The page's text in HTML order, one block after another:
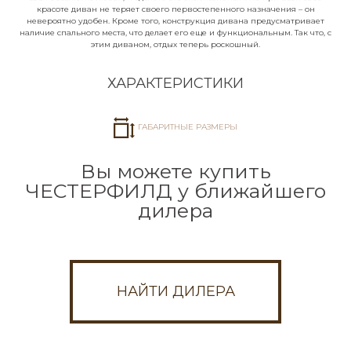
красоте диван не теряет своего первостепенного назначения – он
невероятно удобен. Кроме того, конструкция дивана предусматривает
наличие спального места, что делает его еще и функциональным. Так что, с
этим диваном, отдых теперь роскошный.
ХАРАКТЕРИСТИКИ
ГАБАРИТНЫЕ РАЗМЕРЫ
Вы можете купить
ЧЕСТЕРФИЛД у ближайшего
дилера
НАЙТИ ДИЛЕРА
Ваше имя*
данных